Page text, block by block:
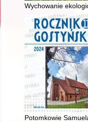
Wychowanie
Potomkowie